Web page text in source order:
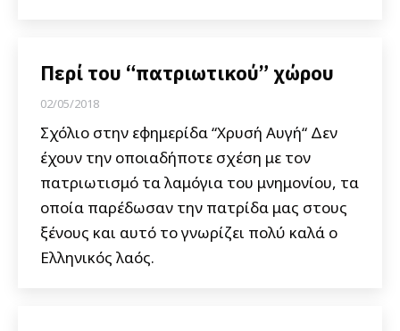
Περί του “πατριωτικού” χώρου
02/05/2018
Σχόλιο στην εφημερίδα “Χρυσή Αυγή“ Δεν
έχουν την οποιαδήποτε σχέση με τον
πατριωτισμό τα λαμόγια του μνημονίου, τα
οποία παρέδωσαν την πατρίδα μας στους
ξένους και αυτό το γνωρίζει πολύ καλά ο
Ελληνικός λαός.